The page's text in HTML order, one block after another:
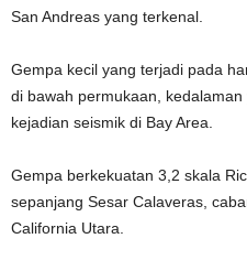
San Andreas yang terkenal.
Gempa kecil yang terjadi pada
di bawah permukaan,
kejadian seismik di Bay Area.
Gempa berkekuatan 3,2 skala
sepanjang Sesar Calaveras,
California Utara.